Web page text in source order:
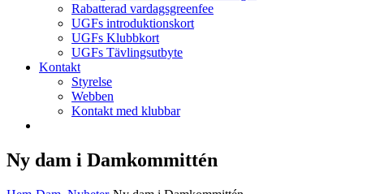
Rabatterad vardagsgreenfee
UGFs introduktionskort
UGFs Klubbkort
UGFs Tävlingsutbyte
Kontakt
Styrelse
Webben
Kontakt med klubbar
Ny dam i Damkommittén